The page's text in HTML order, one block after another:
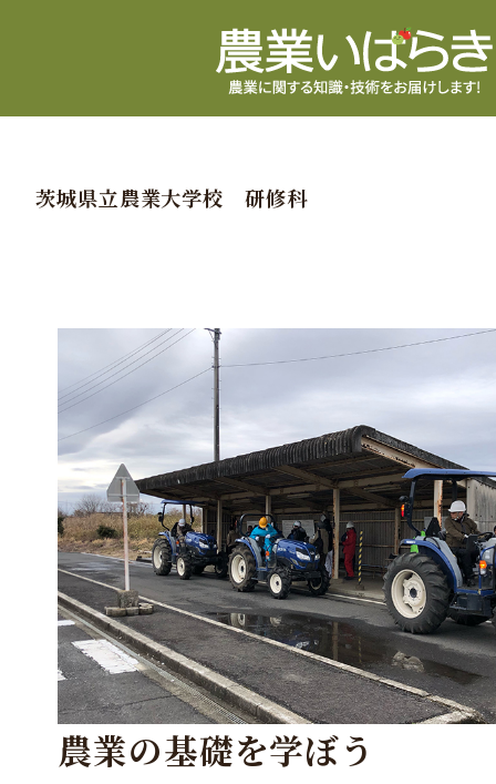
茨城県立農業大学校 研修科
農業の基礎を学ぼう